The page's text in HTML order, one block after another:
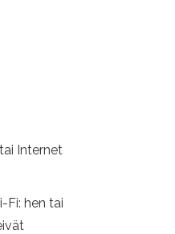
Internet
Fi: hen tai